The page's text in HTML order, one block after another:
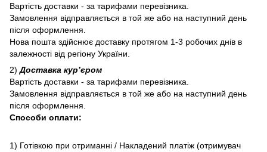
Вартість доставки - за тарифами перевізника.
Замовлення відправляється в той же або на наступний день
після оформлення.
Нова пошта здійснює доставку протягом 1-3 робочих днів в
залежності від регіону України.
2)Доставка курʼєром
Вартість доставки - за тарифами перевізника.
Замовлення відправляється в той же або на наступний день
після оформлення.
Способи оплати:
1) Готівкою при отриманні / Накладений платіж (отримувач